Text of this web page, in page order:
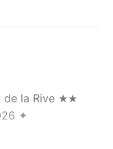
de la Rive ★★
✦